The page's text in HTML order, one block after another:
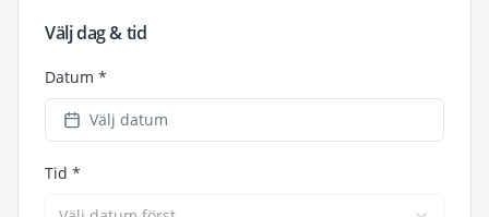
Välj dag & tid
Datum *
Välj datum
Tid *